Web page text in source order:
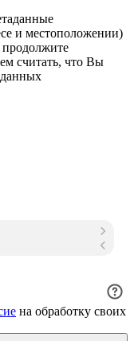
и местоположении)
считать, что Вы
на обработку своих